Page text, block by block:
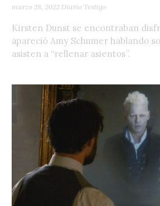
marzo 28, 2022 Diario Testigo
Kirsten Dunst se encontraban
apareció Amy Schumer hablando
asisten a “rellenar asientos”.